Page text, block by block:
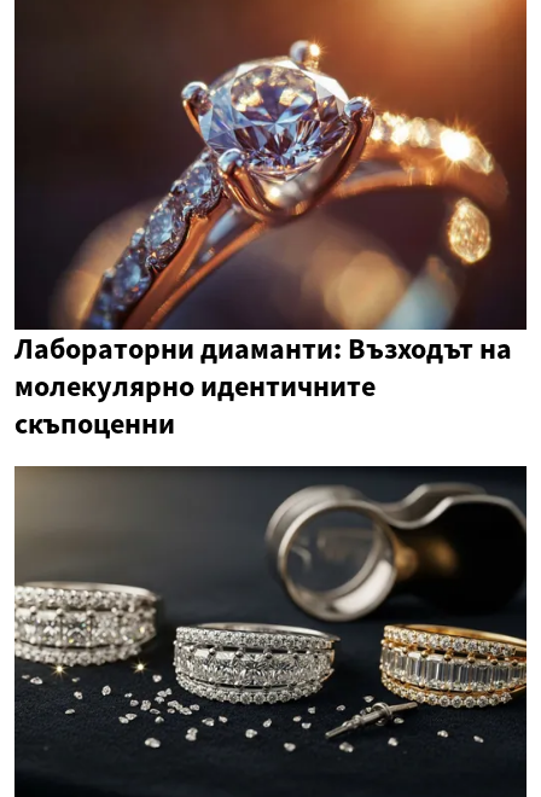
Лабораторни диаманти: Възходът на
молекулярно идентичните
скъпоценни